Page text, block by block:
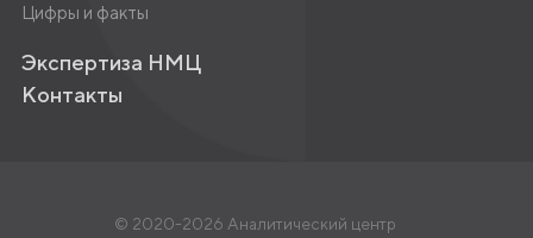
Цифры и факты
Экспертиза НМЦ
Контакты
© 2020-2026 Аналитический центр